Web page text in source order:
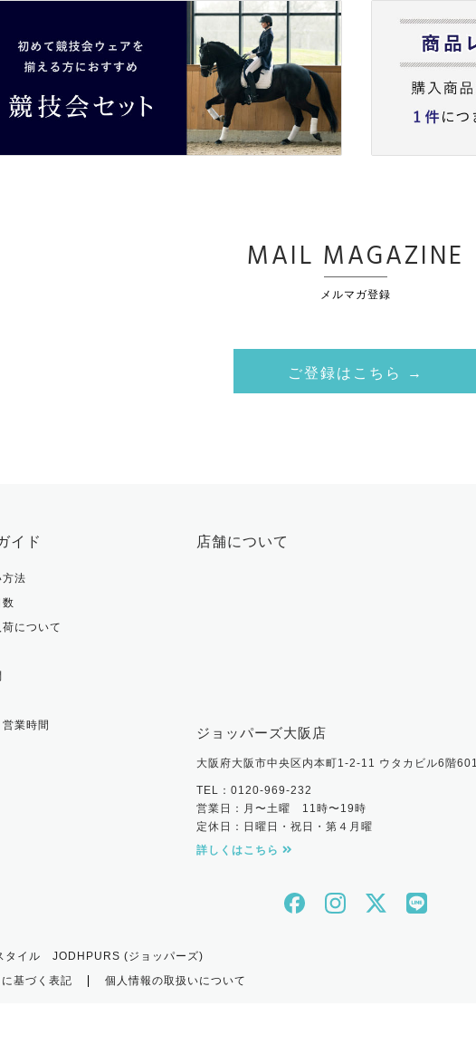
MAIL MAGAZINE
メルマガ登録
ご登録はこちら →
イド
法
数
について
業時間
店舗について
ジョッパーズ大阪店
大阪府大阪市中央区内本町1-2-11 ウタカビル6階601
TEL：0120-969-232
営業日：月〜土曜 11時〜19時
定休日：日曜日・祝日・第４月曜
詳しくはこちら
タイル JODHPURS (ジョッパーズ)
基づく表記 個人情報の取扱いについて